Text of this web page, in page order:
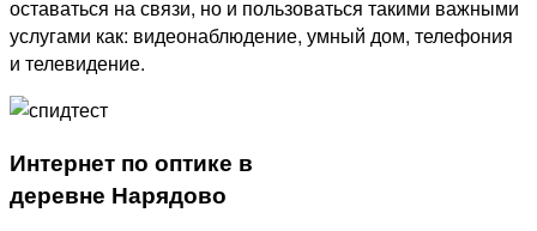
оставаться на связи, но и пользоваться такими важными
услугами как: видеонаблюдение, умный дом, телефония
и телевидение.
Интернет по оптике в
деревне Нарядово